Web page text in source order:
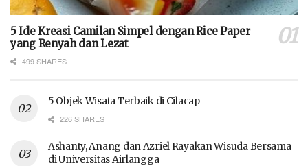
5 Ide Kreasi Camilan Simpel dengan Rice Paper
yang Renyah dan Lezat
499 SHARES
5 Objek Wisata Terbaik di Cilacap
226 SHARES
Ashanty, Anang dan Azriel Rayakan Wisuda Bersama
di Universitas Airlangga